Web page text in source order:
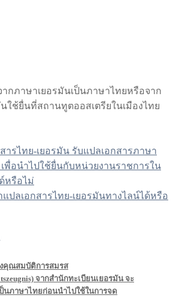
ภาษาเยอรมันเป็นภาษาไทยหรือจาก
ใช้ยื่นที่สถานทูตออสเตรียในเมืองไทย
ารไทย-เยอรมัน รับแปลเอกสารภาษา
พื่อนำไปใช้ยื่นกับหน่วยงานราชการใน
หรือไม่
ปลเอกสารไทย-เยอรมันทางไลน์ได้หรือ
คุณสมบัติการสมรส
จากสำนักทะเบียนเยอรมัน จะ
นภาษาไทยก่อนนำไปใช้ในการจด